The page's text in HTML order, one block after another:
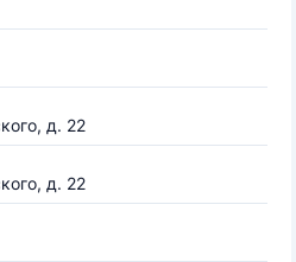
д. 22
д. 22